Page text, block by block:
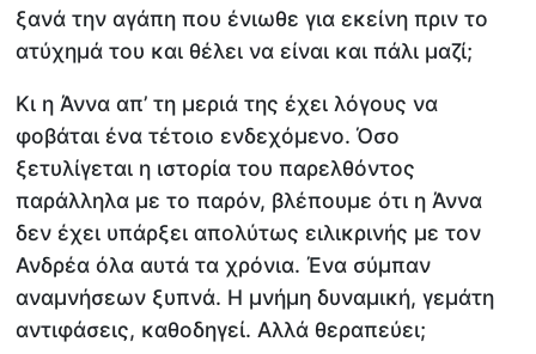
ξανά την αγάπη που ένιωθε για εκείνη πριν το
ατύχημά του και θέλει να είναι και πάλι μαζί;
Κι η Άννα απ’ τη μεριά της έχει λόγους να
φοβάται ένα τέτοιο ενδεχόμενο. Όσο
ξετυλίγεται η ιστορία του παρελθόντος
παράλληλα με το παρόν, βλέπουμε ότι η Άννα
δεν έχει υπάρξει απολύτως ειλικρινής με τον
Ανδρέα όλα αυτά τα χρόνια. Ένα σύμπαν
αναμνήσεων ξυπνά. Η μνήμη δυναμική, γεμάτη
αντιφάσεις, καθοδηγεί. Αλλά θεραπεύει;